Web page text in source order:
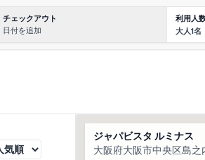
, 大阪その他, 大阪ミナミ/天王寺・鶴橋エリア, ジャパ
チェックアウト
日付を追加
利用人
大人1名
ジャパビスタ ルミナス
大阪府大阪市中央区島